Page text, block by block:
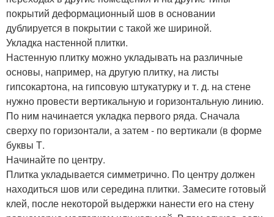
покрытий деформационный шов в основании
дублируется в покрытии с такой же шириной.
Укладка настенной плитки.
Настенную плитку можно укладывать на различные
основы, например, на другую плитку, на листы
гипсокартона, на гипсовую штукатурку и т. д. на стене
нужно провести вертикальную и горизонтальную линию.
По ним начинается укладка первого ряда. Сначала
сверху по горизонтали, а затем - по вертикали (в форме
буквы Т.
Начинайте по центру.
Плитка укладывается симметрично. По центру должен
находиться шов или середина плитки. Замесите готовый
клей, после некоторой выдержки нанести его на стену